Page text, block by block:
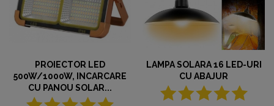
PROIECTOR LED
500W/1000W, INCARCARE
CU PANOU SOLAR...
LAMPA SOLARA 16 LED-URI
CU ABAJUR